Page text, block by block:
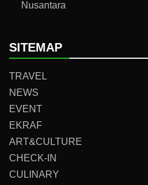
Nusantara
SITEMAP
TRAVEL
NEWS
EVENT
EKRAF
ART&CULTURE
CHECK-IN
CULINARY